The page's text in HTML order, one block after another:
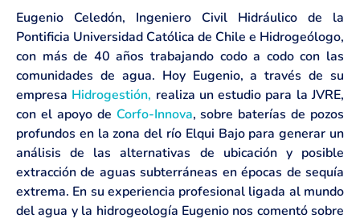
Eugenio Celedón, Ingeniero Civil Hidráulico de la
Pontificia Universidad Católica de Chile e Hidrogeólogo,
con más de 40 años trabajando codo a codo con las
comunidades de agua. Hoy Eugenio, a través de su
empresa Hidrogestión, realiza un estudio para la JVRE,
con el apoyo de Corfo-Innova, sobre baterías de pozos
profundos en la zona del río Elqui Bajo para generar un
análisis de las alternativas de ubicación y posible
extracción de aguas subterráneas en épocas de sequía
extrema. En su experiencia profesional ligada al mundo
del agua y la hidrogeología Eugenio nos comentó sobre